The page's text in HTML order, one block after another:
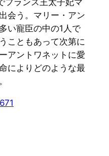
フランス王太子妃マ
会う。マリー・アン
い寵臣の中の1人で
こともあって次第に
アントワネットに愛
によりどのような最